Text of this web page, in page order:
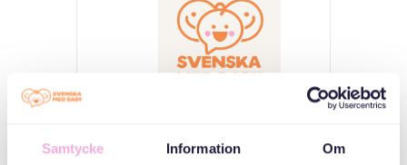
Samtycke Information Om
Svenska med baby